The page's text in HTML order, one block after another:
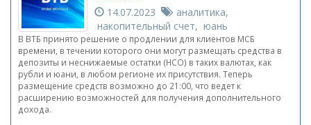
14.07.2023
аналитика,
накопительный счет, юань
В ВТБ принято решение о продлении для клиентов МСБ
времени, в течении которого они могут размещать средства в
депозиты и неснижаемые остатки (НСО) в таких валютах, как
рубли и юани, в любом регионе их присутствия. Теперь
размещение средств возможно до 21:00, что ведет к
расширению возможностей для получения дополнительного
дохода.